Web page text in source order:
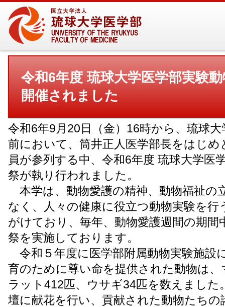
令和6年度 琉球大学医学部実験
開催されました
令和6年9月20日（金）16時から、琉球
前において、筒井正人医学部長をはじめ
員が参列する中、令和6年度 琉球大学医
祭が執り行われました。
本学は、動物愛護の精神、動物福祉の
なく、人々の健康に役立つ動物実験を行
がけており、毎年、動物愛護週間の期間
祭を実施しております。
令和５年度に医学部附属動物実験施設
育のために尊い命を提供された動物は
ラット412匹、ウサギ34匹を数えました
壇に献花を行い、貢献された動物たちの